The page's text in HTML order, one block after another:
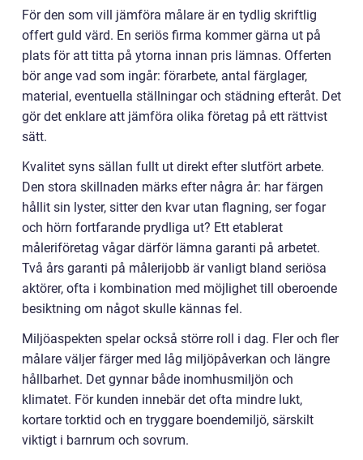
För den som vill jämföra målare är en tydlig skriftlig
offert guld värd. En seriös firma kommer gärna ut på
plats för att titta på ytorna innan pris lämnas. Offerten
bör ange vad som ingår: förarbete, antal färglager,
material, eventuella ställningar och städning efteråt. Det
gör det enklare att jämföra olika företag på ett rättvist
sätt.
Kvalitet syns sällan fullt ut direkt efter slutfört arbete.
Den stora skillnaden märks efter några år: har färgen
hållit sin lyster, sitter den kvar utan flagning, ser fogar
och hörn fortfarande prydliga ut? Ett etablerat
måleriföretag vågar därför lämna garanti på arbetet.
Två års garanti på målerijobb är vanligt bland seriösa
aktörer, ofta i kombination med möjlighet till oberoende
besiktning om något skulle kännas fel.
Miljöaspekten spelar också större roll i dag. Fler och fler
målare väljer färger med låg miljöpåverkan och längre
hållbarhet. Det gynnar både inomhusmiljön och
klimatet. För kunden innebär det ofta mindre lukt,
kortare torktid och en tryggare boendemiljö, särskilt
viktigt i barnrum och sovrum.